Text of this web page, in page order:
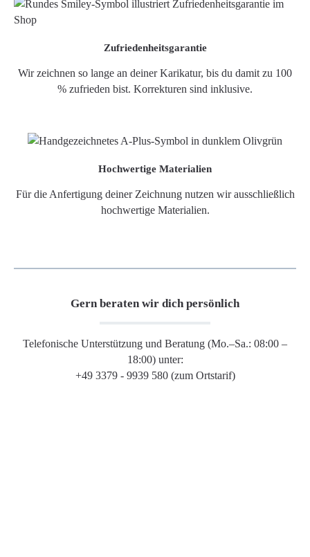
Zufriedenheitsgarantie
Wir zeichnen so lange an deiner Karikatur, bis du damit zu 100
% zufrieden bist. Korrekturen sind inklusive.
Hochwertige Materialien
Für die Anfertigung deiner Zeichnung nutzen wir ausschließlich
hochwertige Materialien.
Gern beraten wir dich persönlich
Telefonische Unterstützung und Beratung (Mo.–Sa.: 08:00 –
18:00) unter:
+49 3379 - 9939 580 (zum Ortstarif)